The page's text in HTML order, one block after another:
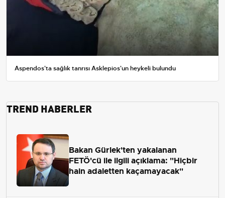
Aspendos'ta sağlık tanrısı Asklepios'un heykeli bulundu
TREND HABERLER
Bakan Gürlek'ten yakalanan
FETÖ'cü ile ilgili açıklama: "Hiçbir
hain adaletten kaçamayacak"